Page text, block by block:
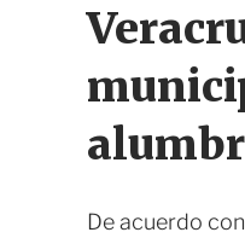
De acuerdo